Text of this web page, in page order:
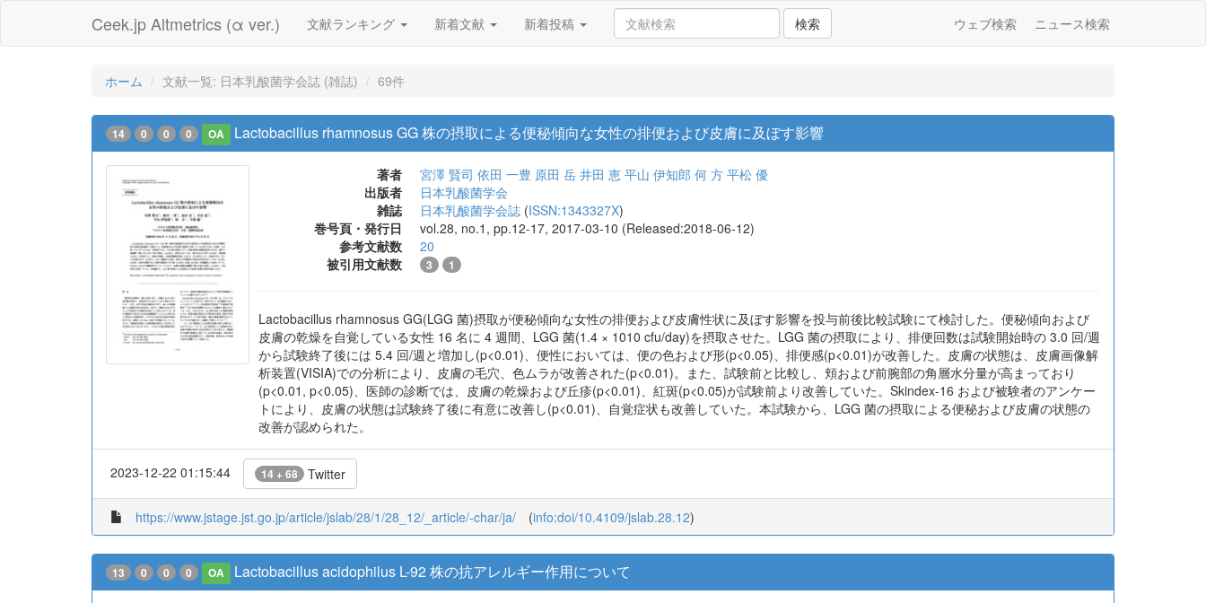
Ceek.jp Altmetrics (α ver.) 文献ランキング 新着文献 新着投稿 検索 ウェブ検索 ニュース検索
ホーム 文献一覧: 日本乳酸菌学会誌 (雑誌) 69件
14 0 0 0 OA Lactobacillus rhamnosus GG 株の摂取による便秘傾向な女性の排便および皮膚に及ぼす影響
著者 宮澤 賢司 依田 一豊 原田 岳 井田 恵 平山 伊知郎 何 方 平松 優
出版者
日本乳酸菌学会
雑誌
日本乳酸菌学会誌 (ISSN:1343327X)
巻号頁・発行日
vol.28, no.1, pp.12-17, 2017-03-10 (Released:2018-06-12)
参考文献数
20
被引用文献数
3 1
Lactobacillus rhamnosus GG(LGG 菌)摂取が便秘傾向な女性の排便および皮膚性状に及ぼす影響を投与前後比較試験にて検討した。便秘傾向および
皮膚の乾燥を自覚している女性 16 名に 4 週間、LGG 菌(1.4 × 1010 cfu/day)を摂取させた。LGG 菌の摂取により、排便回数は試験開始時の 3.0 回/週
から試験終了後には 5.4 回/週と増加し(p<0.01)、便性においては、便の色および形(p<0.05)、排便感(p<0.01)が改善した。皮膚の状態は、皮膚画像解
析装置(VISIA)での分析により、皮膚の毛穴、色ムラが改善された(p<0.01)。また、試験前と比較し、頬および前腕部の角層水分量が高まっており
(p<0.01, p<0.05)、医師の診断では、皮膚の乾燥および丘疹(p<0.01)、紅斑(p<0.05)が試験前より改善していた。Skindex-16 および被験者のアンケー
トにより、皮膚の状態は試験終了後に有意に改善し(p<0.01)、自覚症状も改善していた。本試験から、LGG 菌の摂取による便秘および皮膚の状態の
改善が認められた。
2023-12-22 01:15:44 14 + 68 Twitter
https://www.jstage.jst.go.jp/article/jslab/28/1/28_12/_article/-char/ja/ (info:doi/10.4109/jslab.28.12)
13 0 0 0 OA Lactobacillus acidophilus L-92 株の抗アレルギー作用について